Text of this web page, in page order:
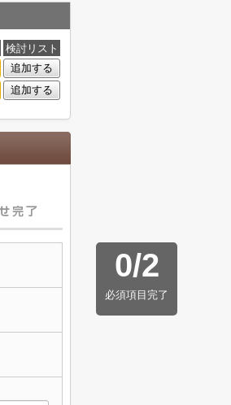
検討リスト
追加する
追加する
0/2
必須項目完了